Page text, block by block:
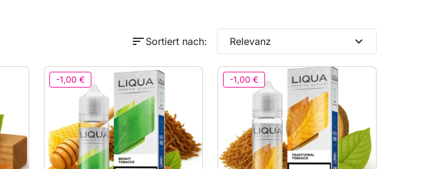
sort Sortiert nach: Relevanz expand_more
-1,00 € -1,00 €